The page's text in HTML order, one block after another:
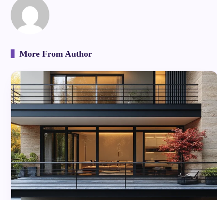
More From Author